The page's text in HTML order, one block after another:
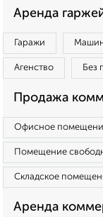
Аренда
Гаражи
Агенство Без
Продажа
Офисное
Помещение
Складское
Аренда